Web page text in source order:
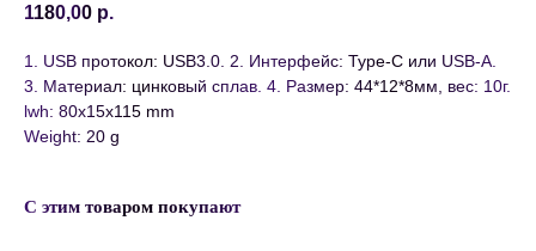
1180,00 р.
1. USB протокол: USB3.0. 2. Интерфейс: Type-C или USB-A.
3. Материал: цинковый сплав. 4. Размер: 44*12*8мм, вес: 10г.
lwh: 80x15x115 mm
Weight: 20 g
С этим товаром покупают